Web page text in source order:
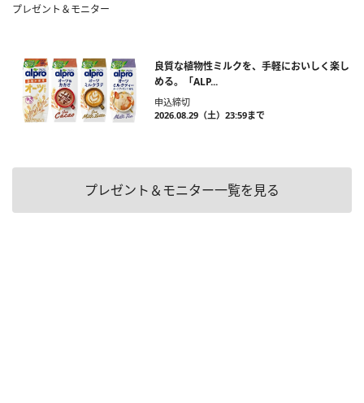
プレゼント＆モニター
良質な植物性ミルクを、手軽においしく楽し
める。「ALP...
申込締切
2026.08.29（土）23:59まで
プレゼント＆モニター一覧を見る